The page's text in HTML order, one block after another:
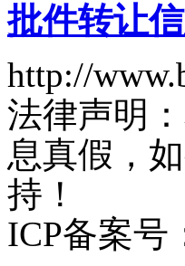
批件转让
http://
法律声明
息真假，
持！
ICP备案号